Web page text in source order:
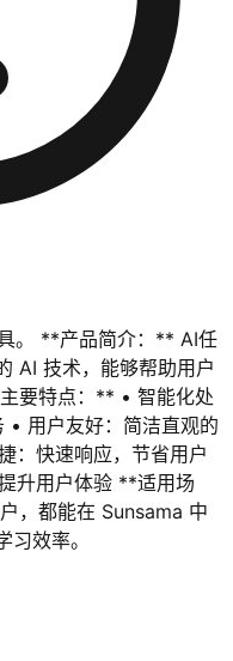
。 **产品简介：** AI任
AI 技术，能够帮助用户
要特点：** • 智能化处
• 用户友好：简洁直观的
：快速响应，节省用户
升用户体验 **适用场
，都能在 Sunsama 中
效率。